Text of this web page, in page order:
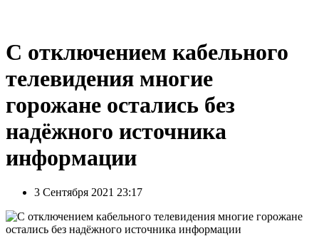
С отключением кабельного
телевидения многие
горожане остались без
надёжного источника
информации
3 Сентября 2021 23:17